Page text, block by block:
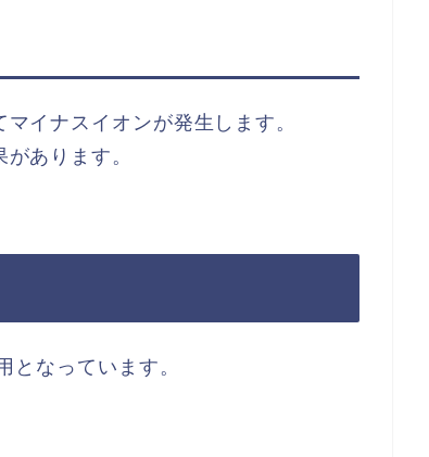
イナスイオンが発生します。
あります。
となっています。